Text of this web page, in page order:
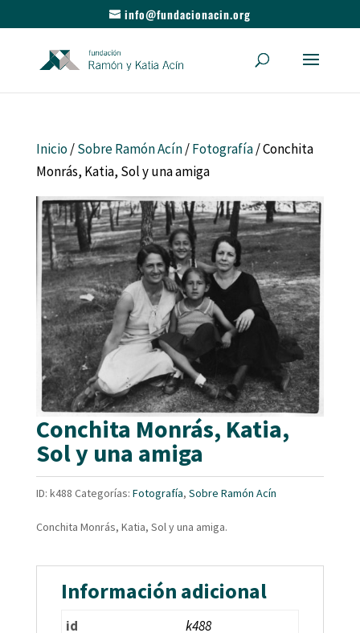
info@fundacionacin.org
Inicio/Sobre Ramón Acín/Fotografía/ Conchita
Monrás, Katia, Sol y una amiga
Conchita Monrás, Katia,
Sol y una amiga
ID: k488 Categorías: Fotografía, Sobre Ramón Acín
Conchita Monrás, Katia, Sol y una amiga.
Información adicional
id
k488